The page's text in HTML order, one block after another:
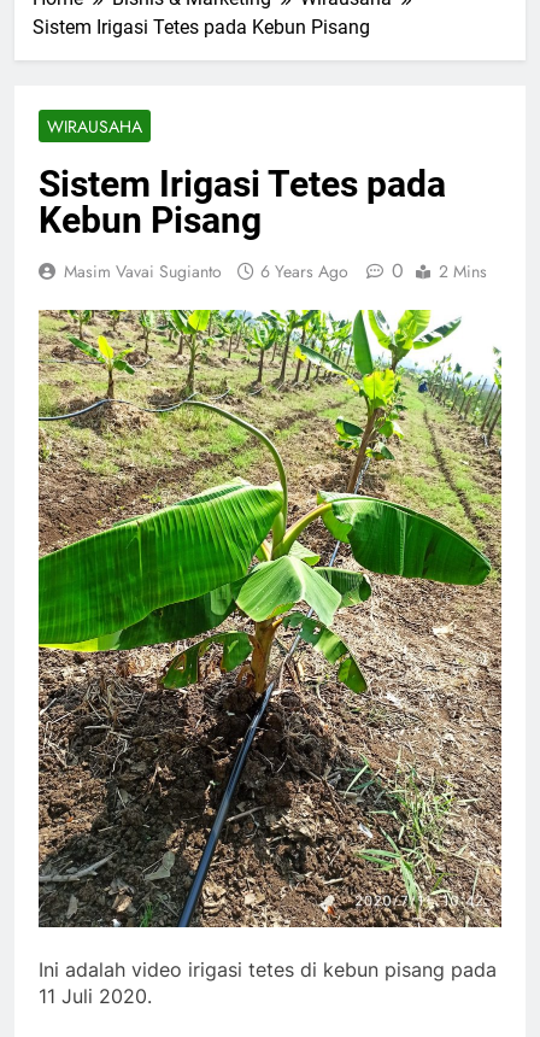
Sistem Irigasi Tetes pada Kebun Pisang
WIRAUSAHA
Sistem Irigasi Tetes pada
Kebun Pisang
Masim Vavai Sugianto 6 Years Ago 0 2 Mins
Ini adalah video irigasi tetes di kebun pisang pada
11 Juli 2020.